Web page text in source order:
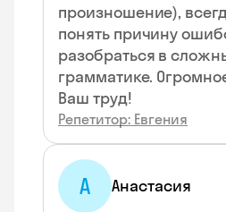
произношение),
понять причину
разобраться в
грамматике.
Ваш труд!
Репетитор: Евгения
А Анастасия